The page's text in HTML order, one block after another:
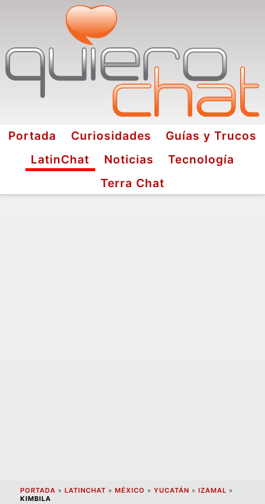
Portada Curiosidades
Guías y Trucos
LatinChat
Noticias
Tecnología
Terra Chat
PORTADA » LATINCHAT » MÉXICO » YUCATÁN » IZAMAL »
KIMBILA